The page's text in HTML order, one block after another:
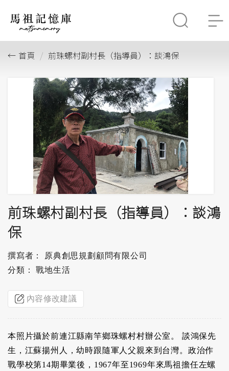
首頁 前珠螺村副村長（指導員）：談鴻保
前珠螺村副村長（指導員）：談鴻
保
撰寫者： 原典創思規劃顧問有限公司
分類： 戰地生活
內容修改建議
本照片攝於前連江縣南竿鄉珠螺村村辦公室。 談鴻保先
生，江蘇揚州人，幼時跟隨軍人父親來到台灣。政治作
戰學校第14期畢業後，1967年至1969年來馬祖擔任左螺